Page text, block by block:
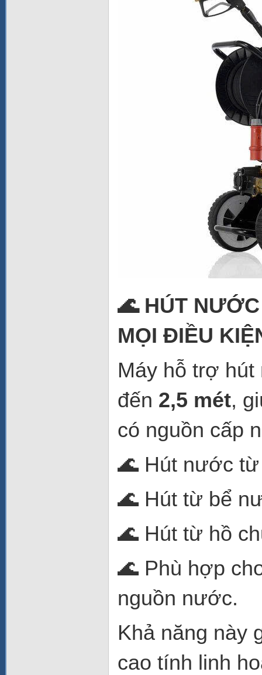
🌊 HÚT
MỌI ĐIỀU
Máy hỗ trợ
đến 2,5 mét,
có nguồn cấp
🌊 Hút nước
🌊 Hút từ bể
🌊 Hút từ hồ
🌊 Phù hợp
nguồn nước.
Khả năng này
cao tính linh